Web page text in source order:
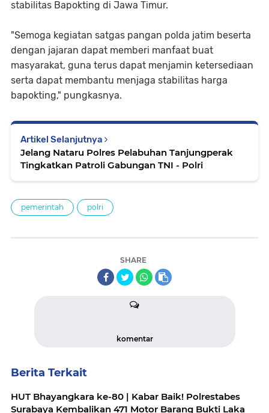
stabilitas Bapokting di Jawa Timur.
"Semoga kegiatan satgas pangan polda jatim beserta
dengan jajaran dapat memberi manfaat buat
masyarakat, guna terus dapat menjamin ketersediaan
serta dapat membantu menjaga stabilitas harga
bapokting," pungkasnya.
Artikel Selanjutnya
Jelang Nataru Polres Pelabuhan Tanjungperak
Tingkatkan Patroli Gabungan TNI - Polri
pemerintah polri
SHARE
komentar
Berita Terkait
HUT Bhayangkara ke-80 | Kabar Baik! Polrestabes
Surabaya Kembalikan 471 Motor Barang Bukti Laka